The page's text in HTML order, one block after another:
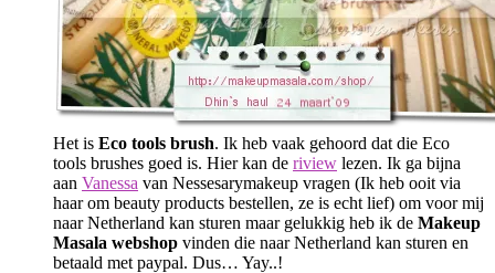
Het is Eco tools brush. Ik heb vaak gehoord dat die Eco
tools brushes goed is. Hier kan de riview lezen. Ik ga bijna
aan Vanessa van Nessesarymakeup vragen (Ik heb ooit via
haar om beauty products bestellen, ze is echt lief) om voor mij
naar Netherland kan sturen maar gelukkig heb ik de Makeup
Masala webshop vinden die naar Netherland kan sturen en
betaald met paypal. Dus… Yay..!